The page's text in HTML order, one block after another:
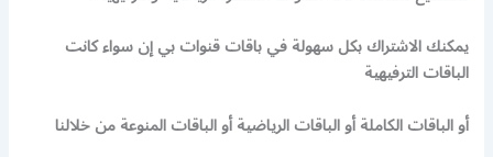
يمكنك الاشتراك بكل سهولة في باقات قنوات بي إن سواء كانت
الباقات الترفيهية
أو الباقات الكاملة أو الباقات الرياضية أو الباقات المنوعة من خلالنا